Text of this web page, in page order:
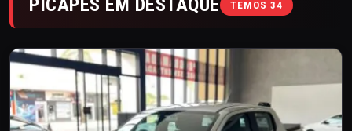
PICAPES EM DESTAQUE TEMOS 34